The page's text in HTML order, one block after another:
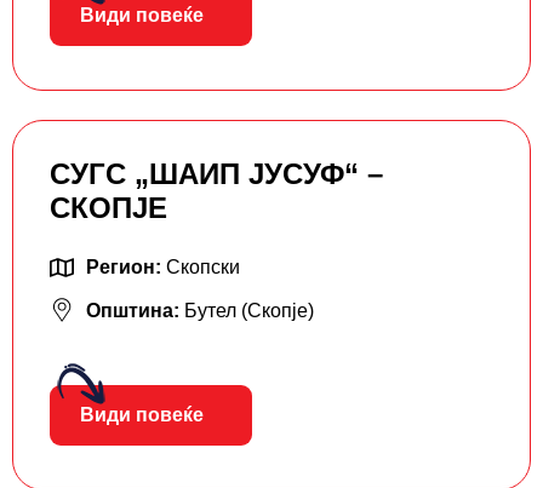
Види повеќе
СУГС „ШАИП ЈУСУФ“ –
СКОПЈЕ
Регион: Скопски
Општина: Бутел (Скопје)
Види повеќе